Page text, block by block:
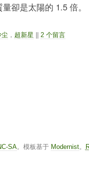
卻是太陽的 1.5 倍。
尘 ， 超新星 2 个留言
SA。模板基于 Modernist。